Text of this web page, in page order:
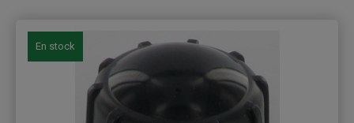
En stock